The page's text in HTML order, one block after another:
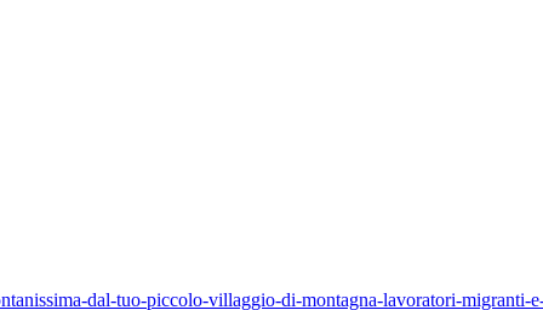
dal-tuo-piccolo-villaggio-di-montagna-lavoratori-migranti-